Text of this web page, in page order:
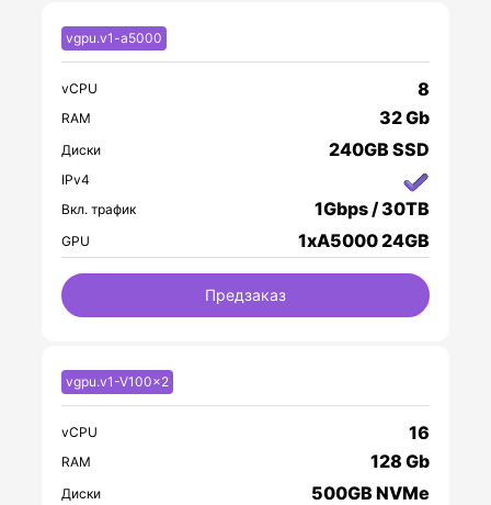
vgpu.v1-a5000
vCPU 8
RAM 32 Gb
Диски 240GB SSD
IPv4
Вкл. трафик
1Gbps / 30TB
GPU 1xA5000 24GB
Предзаказ
vgpu.v1-V100x2
vCPU 16
RAM 128 Gb
Диски 500GB NVMe